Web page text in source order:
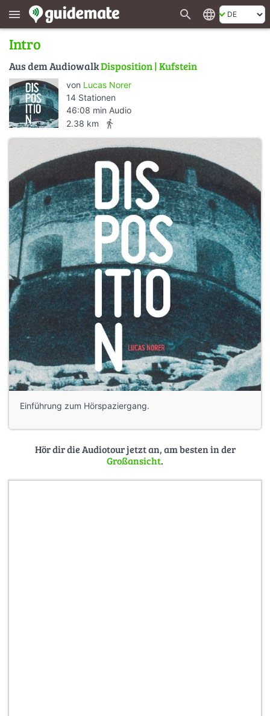
menu search language
Intro
Aus dem AudiowalkDisposition | Kufstein
von Lucas Norer
14 Stationen
46:08 min Audio
2.38 km
directions_walk
Einführung zum Hörspaziergang.
Hör dir die Audiotour jetzt an, am besten in der
Großansicht.